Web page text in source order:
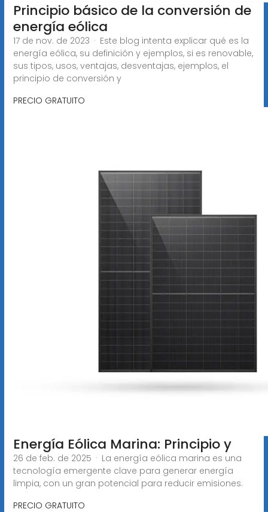
Principio básico de la conversión de
energía eólica
17 de nov. de 2023 · Este blog intenta explicar qué es la
energía eólica, su definición y ejemplos, si es renovable,
sus tipos, usos, ventajas, desventajas, ejemplos, el
principio de conversión y
PRECIO GRATUITO
Energía Eólica Marina: Principio y
26 de feb. de 2025 · La energía eólica marina es una
tecnología emergente clave para generar energía
limpia, con un gran potencial para reducir emisiones.
PRECIO GRATUITO